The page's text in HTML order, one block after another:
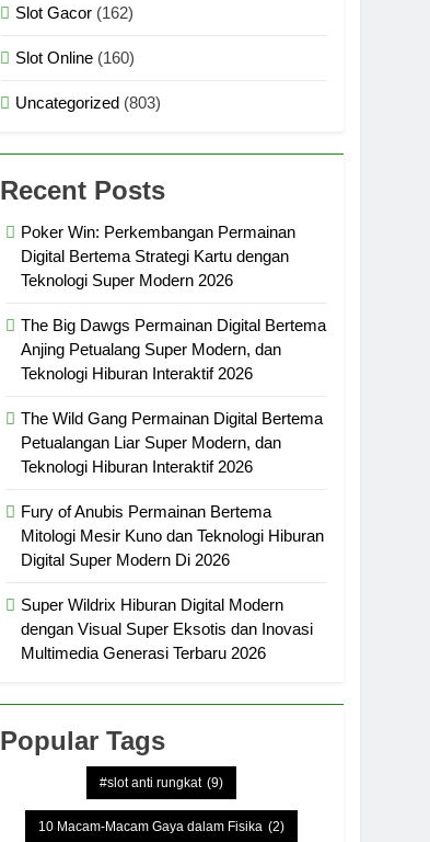
Slot Gacor (162)
Slot Online (160)
Uncategorized (803)
Recent Posts
Poker Win: Perkembangan Permainan
Digital Bertema Strategi Kartu dengan
Teknologi Super Modern 2026
The Big Dawgs Permainan Digital Bertema
Anjing Petualang Super Modern, dan
Teknologi Hiburan Interaktif 2026
The Wild Gang Permainan Digital Bertema
Petualangan Liar Super Modern, dan
Teknologi Hiburan Interaktif 2026
Fury of Anubis Permainan Bertema
Mitologi Mesir Kuno dan Teknologi Hiburan
Digital Super Modern Di 2026
Super Wildrix Hiburan Digital Modern
dengan Visual Super Eksotis dan Inovasi
Multimedia Generasi Terbaru 2026
Popular Tags
#slot anti rungkat (9)
10 Macam-Macam Gaya dalam Fisika (2)